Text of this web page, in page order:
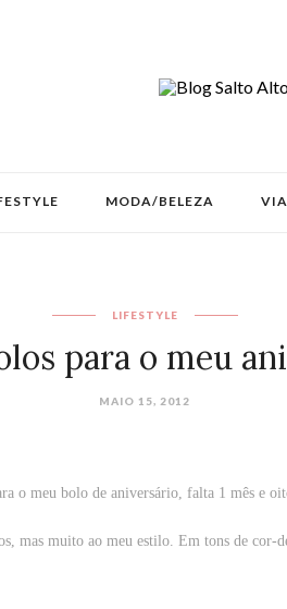
MODA/BELEZA
LIFESTYLE
para o meu
MAIO 15, 2012
o meu bolo de aniversário, falta 1 mês e
mas muito ao meu estilo. Em tons de cor-